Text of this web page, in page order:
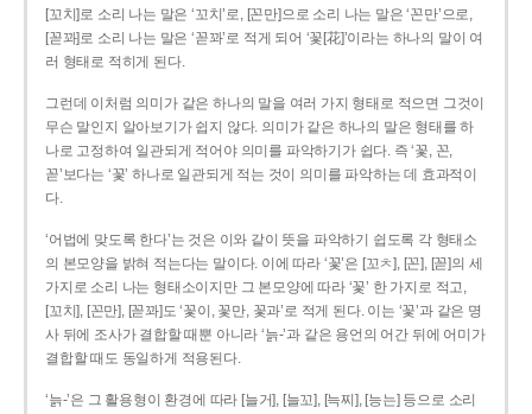
[꼬치]로 소리 나는 말은 ‘꼬치’로, [꼰만]으로 소리 나는 말은 ‘꼰만’으로,
[꼳꽈]로 소리 나는 말은 ‘꼳꽈’로 적게 되어 ‘꽃[花]’이라는 하나의 말이 여
러 형태로 적히게 된다.
그런데 이처럼 의미가 같은 하나의 말을 여러 가지 형태로 적으면 그것이
무슨 말인지 알아보기가 쉽지 않다. 의미가 같은 하나의 말은 형태를 하
나로 고정하여 일관되게 적어야 의미를 파악하기가 쉽다. 즉 ‘꽃, 꼰,
꼳’보다는 ‘꽃’ 하나로 일관되게 적는 것이 의미를 파악하는 데 효과적이
다.
‘어법에 맞도록 한다’는 것은 이와 같이 뜻을 파악하기 쉽도록 각 형태소
의 본모양을 밝혀 적는다는 말이다. 이에 따라 ‘꽃’은 [꼬ㅊ], [꼰], [꼳]의 세
가지로 소리 나는 형태소이지만 그 본모양에 따라 ‘꽃’ 한 가지로 적고,
[꼬치], [꼰만], [꼳꽈]도 ‘꽃이, 꽃만, 꽃과’로 적게 된다. 이는 ‘꽃’과 같은 명
사 뒤에 조사가 결합할 때뿐 아니라 ‘늙-’과 같은 용언의 어간 뒤에 어미가
결합할 때도 동일하게 적용된다.
‘늙-’은 그 활용형이 환경에 따라 [늘거], [늘꼬], [늑찌], [능는] 등으로 소리